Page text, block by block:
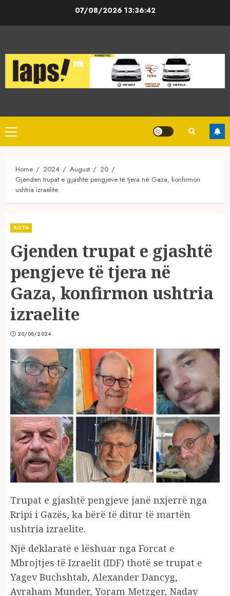
07/08/2026 13:36:42
Primary
Menu
Home 2024 August
20
Gjenden trupat e gjashtë pengjeve të tjera në Gaza, konfirmon
ushtria izraelite
BOTA
Gjenden trupat e gjashtë
pengjeve të tjera në
Gaza, konfirmon ushtria
izraelite
20/08/2024
Trupat e gjashtë pengjeve janë nxjerrë nga
Rripi i Gazës, ka bërë të ditur të martën
ushtria izraelite.
Një deklaratë e lëshuar nga Forcat e
Mbrojtjes të Izraelit (IDF) thotë se trupat e
Yagev Buchshtab, Alexander Dancyg,
Avraham Munder, Yoram Metzger, Nadav